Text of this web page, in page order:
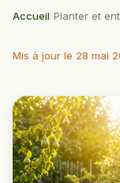
Accueil›Planter et
Mis à jour le 28 mai